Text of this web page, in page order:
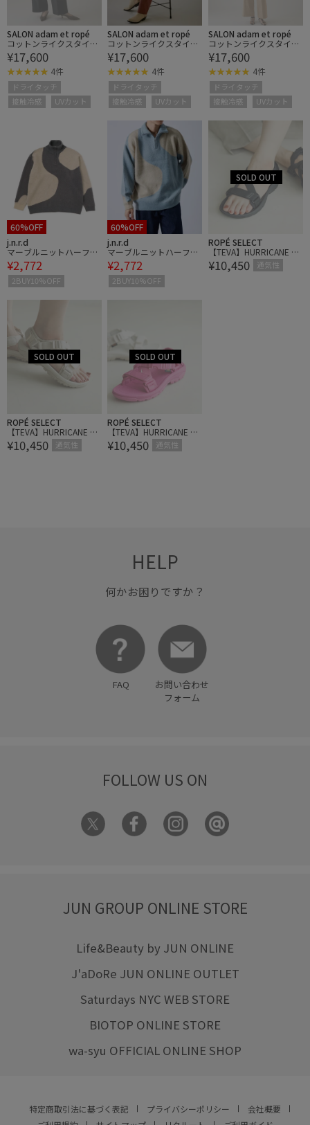
SALON adam et ropé
コットンライクスタイル
アップワイドパンツ2
【洗える】[XS〜Mサイズ
展開]
¥17,600
4件
ドライタッチ
接触冷感
UVカット
SALON adam et ropé
コットンライクスタイル
アップワイドパンツ2
【洗える】[XS〜Mサイズ
展開]
¥17,600
4件
ドライタッチ
接触冷感
UVカット
SALON adam et ropé
コットンライクスタイル
アップワイドパンツ2
【洗える】[XS〜Mサイズ
展開]
¥17,600
4件
ドライタッチ
接触冷感
UVカット
60%OFF
j.n.r.d
マーブルニットハーフZI
P
¥2,772
2BUY10%OFF
60%OFF
j.n.r.d
マーブルニットハーフZI
P
¥2,772
2BUY10%OFF
ROPÉ SELECT
【TEVA】HURRICANE VE
RGE
¥10,450 通気性
ROPÉ SELECT
【TEVA】HURRICANE VE
RGE
¥10,450 通気性
ROPÉ SELECT
【TEVA】HURRICANE VE
RGE
¥10,450 通気性
HELP
何かお困りですか？
FAQ
お問い合わせ
フォーム
FOLLOW US ON
JUN GROUP ONLINE STORE
Life&Beauty by JUN ONLINE
J'aDoRe JUN ONLINE OUTLET
Saturdays NYC WEB STORE
BIOTOP ONLINE STORE
wa-syu OFFICIAL ONLINE SHOP
特定商取引法に基づく表記 プライバシーポリシー
会社概要